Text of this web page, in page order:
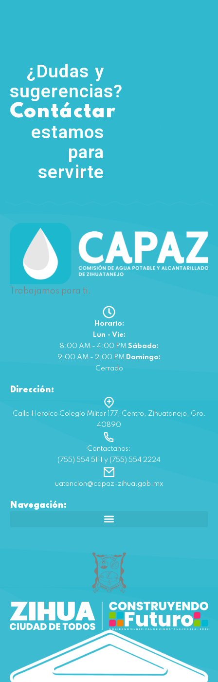
¿Dudas y
sugerencias?
Contáctanos
estamos
para
servirte
Trabajamos para ti.
Horario:
Lun - Vie:
8:00 AM - 4:00 PM Sábado:
9:00 AM - 2:00 PM Domingo:
Cerrado
Dirección:
Calle Heroico Colegio Militar 177, Centro, Zihuatanejo, Gro.
40890
Contactanos:
(755) 554 5111 y (755) 554 2224
uatencion@capaz-zihua.gob.mx
Navegación: